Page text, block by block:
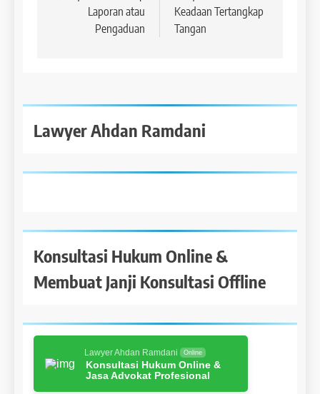
Laporan atau
Pengaduan
Keadaan Tertangkap
Tangan
Lawyer Ahdan Ramdani
Konsultasi Hukum Online &
Membuat Janji Konsultasi Offline
Lawyer Ahdan Ramdani Online
Konsultasi Hukum Online &
Jasa Advokat Profesional